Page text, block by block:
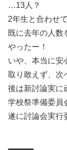
…13人？
2年生と合わせ
既に去年の人数
やったー！
いや、本当に安
取り敢えず、次
後は新討論実に
学校祭準備委員
遂に討論会実